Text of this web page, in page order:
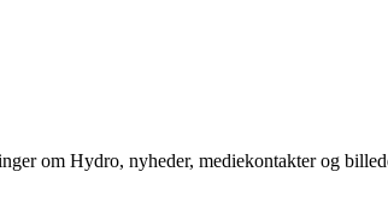
om Hydro, nyheder, mediekontakter og